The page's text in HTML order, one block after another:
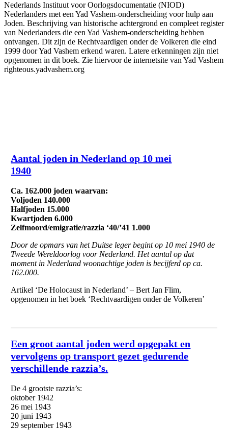
Nederlands Instituut voor Oorlogsdocumentatie (NIOD)
Nederlanders met een Yad Vashem-onderscheiding voor hulp aan
Joden. Beschrijving van historische achtergrond en compleet register
van Nederlanders die een Yad Vashem-onderscheiding hebben
ontvangen. Dit zijn de Rechtvaardigen onder de Volkeren die eind
1999 door Yad Vashem erkend waren. Latere erkenningen zijn niet
opgenomen in dit boek. Zie hiervoor de internetsite van Yad Vashem
righteous.yadvashem.org
Onderduik en overlevenden
Aantal joden in Nederland op 10 mei
1940
Ca. 162.000 joden waarvan:
Voljoden 140.000
Halfjoden 15.000
Kwartjoden 6.000
Zelfmoord/emigratie/razzia ‘40/’41 1.000
Door de opmars van het Duitse leger begint op 10 mei 1940 de
Tweede Wereldoorlog voor Nederland. Het aantal op dat
moment in Nederland woonachtige joden is becijferd op ca.
162.000.
Artikel ‘De Holocaust in Nederland’ – Bert Jan Flim,
opgenomen in het boek ‘Rechtvaardigen onder de Volkeren’
Een groot aantal joden werd opgepakt en
vervolgens op transport gezet gedurende
verschillende razzia’s.
De 4 grootste razzia’s:
oktober 1942
26 mei 1943
20 juni 1943
29 september 1943